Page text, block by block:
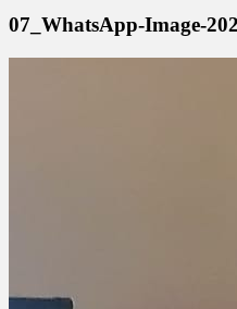
07_WhatsApp-Image-